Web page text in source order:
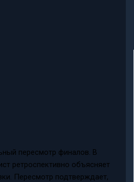
пересмотр финалов. В
ретроспективно объясняет
Пересмотр подтверждает,